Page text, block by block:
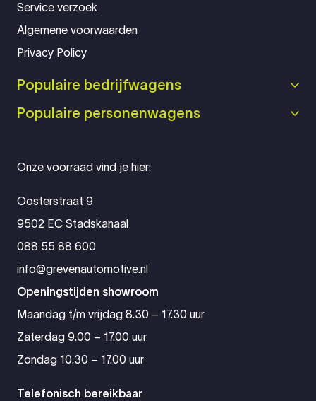
Onze voorraad vind je hier:
Oosterstraat 9
9502 EC Stadskanaal
088 55 88 600
info@grevenautomotive.nl
Openingstijden showroom
Maandag t/m vrijdag 8.30 – 17.30 uur
Zaterdag 9.00 – 17.00 uur
Zondag 10.30 – 17.00 uur
Telefonisch bereikbaar
Service verzoek
Algemene voorwaarden
Privacy Policy
Populaire bedrijfwagens
Populaire personenwagens